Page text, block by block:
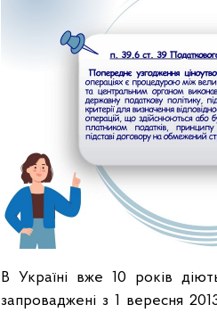
В Україні вже 10 років
запроваджені з 1 вересня